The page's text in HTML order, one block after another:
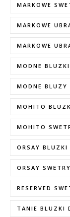
MARKOWE
MARKOWE
MARKOWE
MODNE
MODNE BLUZY
MOHITO
MOHITO
ORSAY BLUZKI
ORSAY SWETRY
RESERVED
TANIE BLUZKI